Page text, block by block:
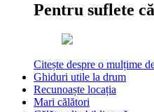
Pentru suflete
Citește despre o mulțime
Ghiduri utile la drum
Recunoaște locația
Mari călători